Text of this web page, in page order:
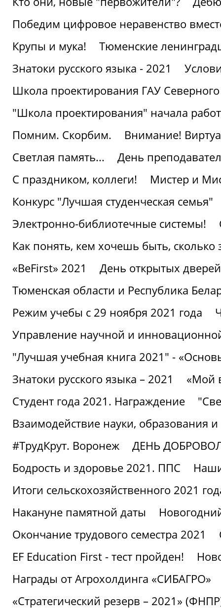
Победим цифровое неравенство
Крупы и мука!
Тюменские
Знатоки русского языка - 2021
Школа проектирования ГАУ
"Школа проектирования" начала
Помним. Скорбим.
Внимание!
Светлая память...
День
С праздником, коллеги!
Мистер и
Конкурс "Лучшая студенческая семья"
Электронно-библиотечные системы!
Как понять, кем хочешь быть, сколько
«BeFirst» 2021
День открытых
Тюменская области и Республика
Режим учебы с 29 ноября 2021 года
Управление научной и
"Лучшая учебная книга 2021" -
Знатоки русского языка – 2021
«Мой
Студент года 2021. Награждение
Взаимодействие науки, образования и
#ТрудКрут. Воронеж
ДЕНЬ
Бодрость и здоровье 2021. ППС
Итоги сельскохозяйственного 2021
Накануне памятной даты
Окончание трудового семестра 2021
EF Education First - тест пройден!
Награды от Агрохолдинга «СИБАГРО»
«Стратегический резерв – 2021»